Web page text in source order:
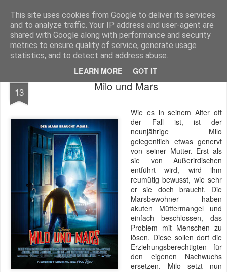
This site uses cookies from Google to deliver its services
and to analyze traffic. Your IP address and user-agent are
shared with Google along with performance and security
metrics to ensure quality of service, generate usage
statistics, and to detect and address abuse.
LEARN MORE GOT IT
MyKinoTrailer
Pages
13 Milo und Mars
Wie es in seinem Alter oft
der Fall ist, ist der
neunjährige Milo
gelegentlich etwas genervt
von seiner Mutter. Erst als
sie von Außerirdischen
entführt wird, wird ihm
reumütig bewusst, wie sehr
er sie doch braucht. Die
Marsbewohner haben
akuten Müttermangel und
einfach beschlossen, das
Problem mit Menschen zu
lösen. Diese sollen dort die
Erziehungsberechtigten für
den eigenen Nachwuchs
ersetzen. Milo setzt nun